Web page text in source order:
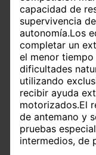
capacidad de
supervivencia
autonomía.Los
completar un
el menor
dificultades
utilizando
recibir ayuda
motorizados.El
de antemano y
pruebas
intermedios, de